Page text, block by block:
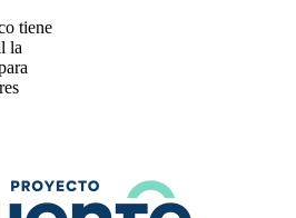
tiene
la